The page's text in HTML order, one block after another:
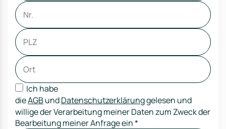
Ich habe
dieAGBundDatenschutzerklärunggelesen und
willige der Verarbeitung meiner Daten zum Zweck der
Bearbeitung meiner Anfrage ein*